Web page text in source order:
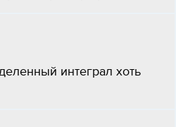
интеграл хоть